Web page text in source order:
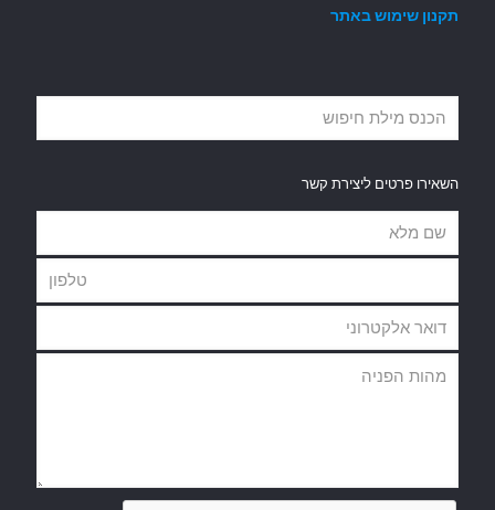
תקנון שימוש באתר
השאירו פרטים ליצירת קשר